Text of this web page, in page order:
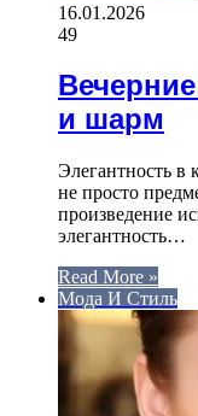
16.01.2026
49
и шарм
Элегантность в
не просто
произведение
элегантность…
Read More »
Мода И Стиль